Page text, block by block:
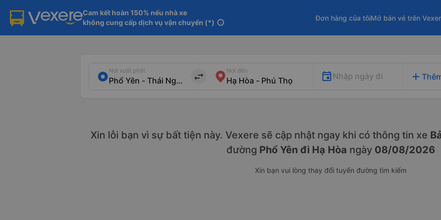
Cam kết hoàn 150% nếu nhà xe
không cung cấp dịch vụ vận chuyển (*) info
Đơn hàng của tôiMở bán vé trên
Nơi xuất phát
import_export
Nơi đến
Nhập ngày đi add
Xin lỗi bạn vì sự bất tiện này. Vexere sẽ cập nhật ngay khi có thông tin xe
đường Phổ Yên đi Hạ Hòa ngày 08/08/2026
Xin bạn vui lòng thay đổi tuyến đường tìm kiếm